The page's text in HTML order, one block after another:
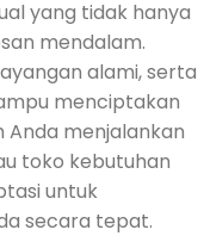
yang tidak hanya
mendalam.
alami, serta
menciptakan
Anda menjalankan
toko kebutuhan
untuk
secara tepat.